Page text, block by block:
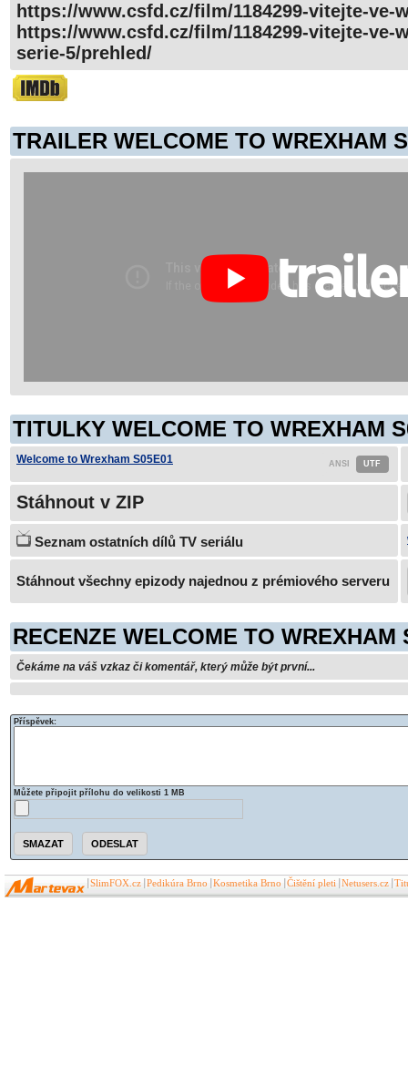
https://www.csfd.cz/film/1184299-vitejte-ve-
https://www.csfd.cz/film/1184299-vitejte-ve-
serie-5/prehled/
TRAILER WELCOME TO WREXHAM
TITULKY WELCOME TO WREXHAM
Welcome to Wrexham S05E01
Stáhnout v ZIP
Seznam ostatních dílů TV seriálu
Stáhnout všechny epizody najednou z prémiového serveru
RECENZE WELCOME TO WREXHAM
Čekáme na váš vzkaz či komentář, který může být první...
Příspěvek:
Můžete připojit přílohu do velikosti 1 MB
SlimFOX.cz Pedikúra Brno Kosmetika Brno Čištění pleti Netusers.cz